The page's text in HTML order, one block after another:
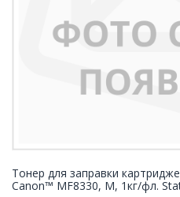
Тонер для заправки
Canon™ MF8330, M, 1кг/фл.